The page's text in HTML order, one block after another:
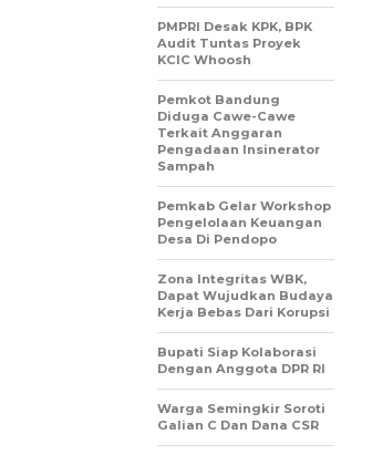
PMPRI Desak KPK, BPK
Audit Tuntas Proyek
KCIC Whoosh
Pemkot Bandung
Diduga Cawe-Cawe
Terkait Anggaran
Pengadaan Insinerator
Sampah
Pemkab Gelar Workshop
Pengelolaan Keuangan
Desa Di Pendopo
Zona Integritas WBK,
Dapat Wujudkan Budaya
Kerja Bebas Dari Korupsi
Bupati Siap Kolaborasi
Dengan Anggota DPR RI
Warga Semingkir Soroti
Galian C Dan Dana CSR